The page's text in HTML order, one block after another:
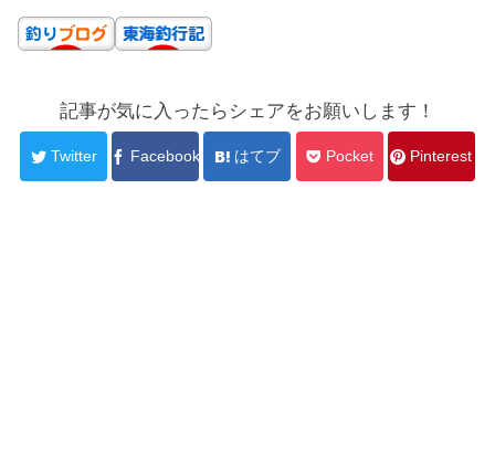
記事が気に入ったらシェアをお願いします！
Twitter Facebook はてブ Pocket Pinterest